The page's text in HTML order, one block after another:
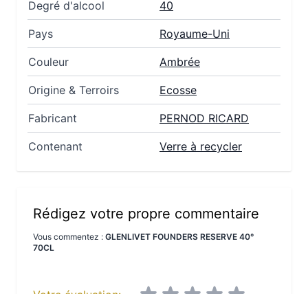
Degré d'alcool 40
Pays Royaume-Uni
Couleur Ambrée
Origine & Terroirs Ecosse
Fabricant PERNOD RICARD
Contenant Verre à recycler
Rédigez votre propre commentaire
Vous commentez : GLENLIVET FOUNDERS RESERVE 40°
70CL